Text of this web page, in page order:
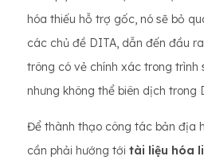
hóa thiếu hỗ trợ gốc, nó sẽ bỏ
các chủ đề DITA, dẫn đến đầu
trông có vẻ chính xác trong trình
nhưng không thể biên dịch trong
Để thành thạo công tác bản địa
cần phải hướng tới tài liệu hóa